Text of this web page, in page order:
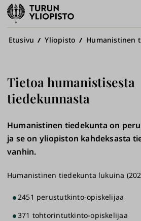
Turun
yliopisto
Murupolku
Etusivu Yliopisto Humanistinen
Tietoa humanistisesta
tiedekunnasta
Humanistinen tiedekunta on
ja se on yliopiston kahdeksasta
vanhin.
Humanistinen tiedekunta lukuina
2451 perustutkinto-opiskelijaa
371 tohtorintutkinto-opiskelijaa